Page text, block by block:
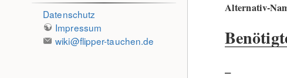
Datenschutz
Impressum
wiki@flipper-tauchen.de
Alternativ-
–